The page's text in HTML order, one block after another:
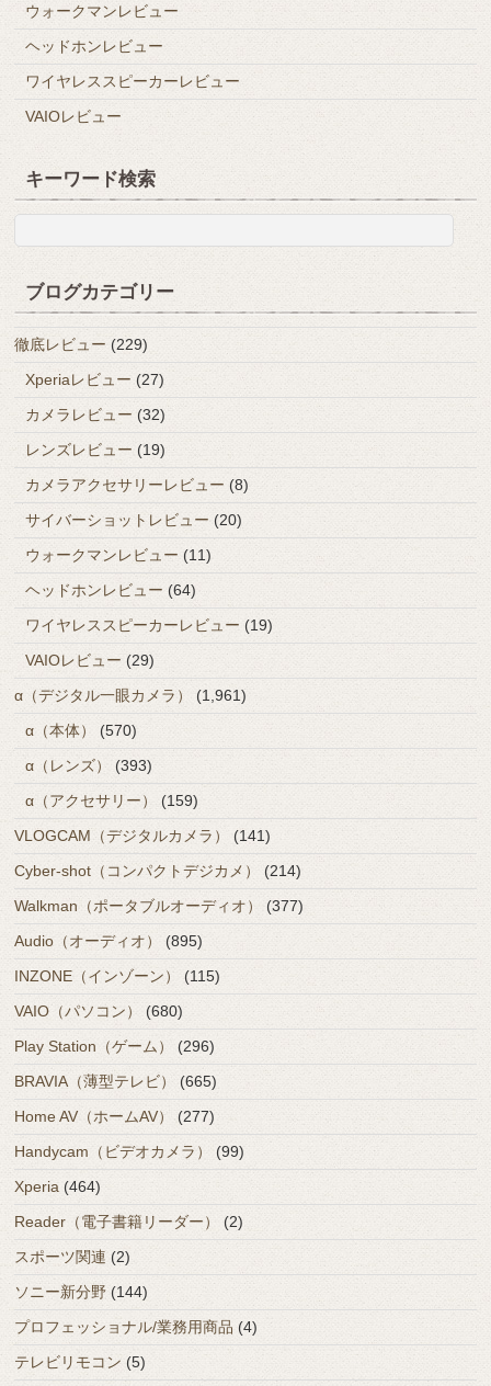
ウォークマンレビュー
ヘッドホンレビュー
ワイヤレススピーカーレビュー
VAIOレビュー
キーワード検索
ブログカテゴリー
徹底レビュー (229)
Xperiaレビュー (27)
カメラレビュー (32)
レンズレビュー (19)
カメラアクセサリーレビュー (8)
サイバーショットレビュー (20)
ウォークマンレビュー (11)
ヘッドホンレビュー (64)
ワイヤレススピーカーレビュー (19)
VAIOレビュー (29)
α（デジタル一眼カメラ）
(1,961)
α（本体）
(570)
α（レンズ）
(393)
α（アクセサリー）
(159)
VLOGCAM（デジタルカメラ）
(141)
Cyber-shot（コンパクトデジカメ）
(214)
Walkman（ポータブルオーディオ）
(377)
Audio（オーディオ）
(895)
INZONE（インゾーン）
(115)
VAIO（パソコン）
(680)
Play Station（ゲーム）
(296)
BRAVIA（薄型テレビ）
(665)
Home AV（ホームAV）
(277)
Handycam（ビデオカメラ）
(99)
Xperia (464)
Reader（電子書籍リーダー）
(2)
スポーツ関連 (2)
ソニー新分野 (144)
プロフェッショナル/業務用商品 (4)
テレビリモコン (5)